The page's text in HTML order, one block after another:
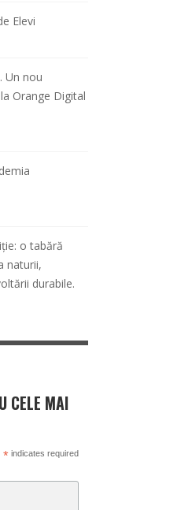
Elevi
Un nou
Orange Digital
o tabără
naturii,
durabile.
CELE MAI
*indicates required